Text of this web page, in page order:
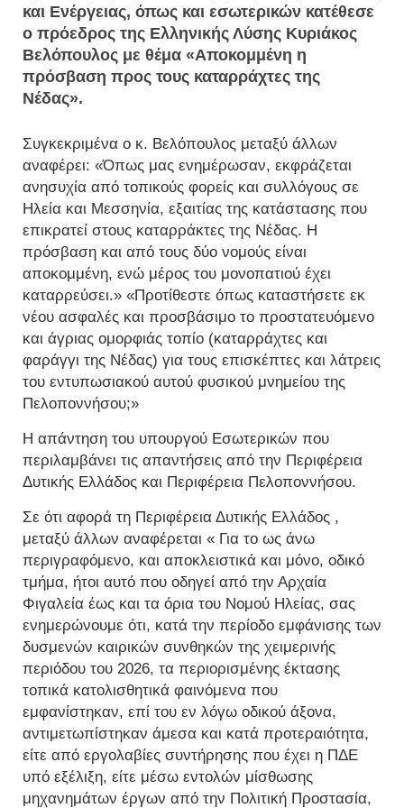
και Ενέργειας, όπως και εσωτερικών κατέθεσε
ο πρόεδρος της Ελληνικής Λύσης Κυριάκος
Βελόπουλος με θέμα «Αποκομμένη η
πρόσβαση προς τους καταρράχτες της
Νέδας».
Συγκεκριμένα ο κ. Βελόπουλος μεταξύ άλλων
αναφέρει: «Όπως μας ενημέρωσαν, εκφράζεται
ανησυχία από τοπικούς φορείς και συλλόγους σε
Ηλεία και Μεσσηνία, εξαιτίας της κατάστασης που
επικρατεί στους καταρράκτες της Νέδας. Η
πρόσβαση και από τους δύο νομούς είναι
αποκομμένη, ενώ μέρος του μονοπατιού έχει
καταρρεύσει.» «Προτίθεστε όπως καταστήσετε εκ
νέου ασφαλές και προσβάσιμο το προστατευόμενο
και άγριας ομορφιάς τοπίο (καταρράχτες και
φαράγγι της Νέδας) για τους επισκέπτες και λάτρεις
του εντυπωσιακού αυτού φυσικού μνημείου της
Πελοποννήσου;»
Η απάντηση του υπουργού Εσωτερικών που
περιλαμβάνει τις απαντήσεις από την Περιφέρεια
Δυτικής Ελλάδος και Περιφέρεια Πελοποννήσου.
Σε ότι αφορά τη Περιφέρεια Δυτικής Ελλάδος ,
μεταξύ άλλων αναφέρεται « Για το ως άνω
περιγραφόμενο, και αποκλειστικά και μόνο, οδικό
τμήμα, ήτοι αυτό που οδηγεί από την Αρχαία
Φιγαλεία έως και τα όρια του Νομού Ηλείας, σας
ενημερώνουμε ότι, κατά την περίοδο εμφάνισης των
δυσμενών καιρικών συνθηκών της χειμερινής
περιόδου του 2026, τα περιορισμένης έκτασης
τοπικά κατολισθητικά φαινόμενα που
εμφανίστηκαν, επί του εν λόγω οδικού άξονα,
αντιμετωπίστηκαν άμεσα και κατά προτεραιότητα,
είτε από εργολαβίες συντήρησης που έχει η ΠΔΕ
υπό εξέλιξη, είτε μέσω εντολών μίσθωσης
μηχανημάτων έργων από την Πολιτική Προστασία,